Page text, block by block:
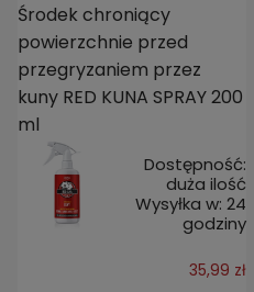
Środek chroniący
powierzchnie przed
przegryzaniem przez
kuny RED KUNA SPRAY 200
ml
Dostępność:
duża ilość
Wysyłka w: 24
godziny
35,99 zł